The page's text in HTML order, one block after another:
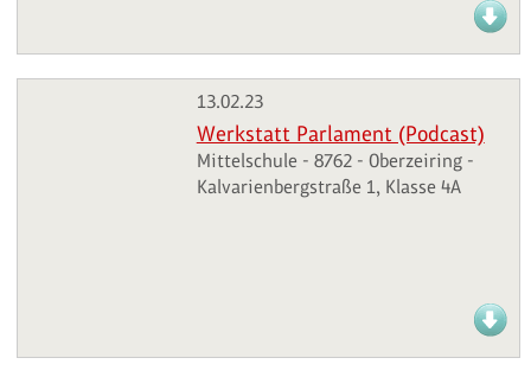
13.02.23
Werkstatt Parlament (Podcast)
Mittelschule - 8762 - Oberzeiring -
Kalvarienbergstraße 1, Klasse 4A